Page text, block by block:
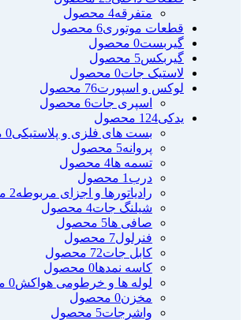
متفرقه4 محصول
قطعات موتوری6 محصول
گیربست0 محصول
گیربکس5 محصول
لاستیک جات0 محصول
لوکس و اسپورت76 محصول
اسپری جات6 محصول
یدکی124 محصول
بست های فلزی و پلاستیکی0 محصول
پروانه5 محصول
تسمه ها4 محصول
درب 1 محصول
رادیاتورها و اجزای مربوطه2 محصول
شیلنگ جات4 محصول
صافی ها5 محصول
فنرلول7 محصول
کابل جات72 محصول
کاسه نمدها0 محصول
لوله ها و خرطومی هواکش0 محصول
مخزن0 محصول
واشرجات5 محصول